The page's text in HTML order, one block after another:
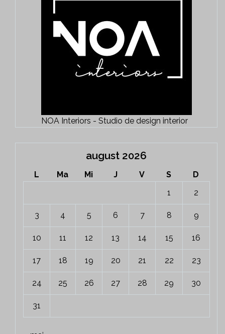
NOA Interiors - Studio de design interior
august 2026
L Ma Mi J V S
D
1
2
3 4 5 6 7 8 9
10 11 12 13 14 15 16
17 18 19 20 21 22 23
24 25 26 27 28 29 30
31